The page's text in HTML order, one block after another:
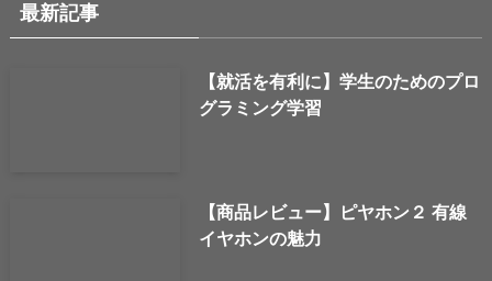
最新記事
【就活を有利に】学生のためのプロ
グラミング学習
【商品レビュー】ピヤホン２ 有線
イヤホンの魅力